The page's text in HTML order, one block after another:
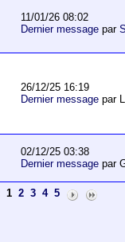
11/01/26 08:02
Dernier messagepar
26/12/25 16:19
Dernier messagepar
02/12/25 03:38
Dernier messagepar
1 2 3 4 5